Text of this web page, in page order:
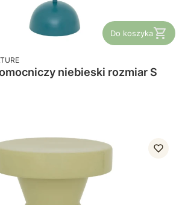
Do koszyka
niebieski rozmiar S